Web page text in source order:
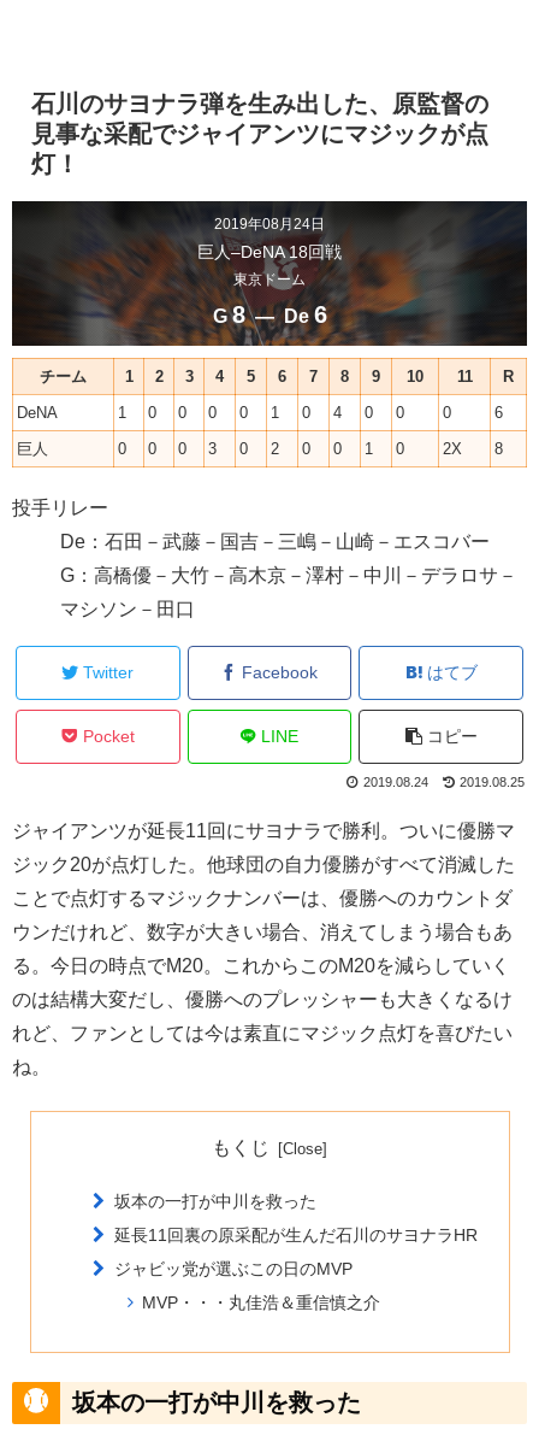
石川のサヨナラ弾を生み出した、原監督の
見事な采配でジャイアンツにマジックが点
灯！
2019年08月24日
巨人–DeNA 18回戦
東京ドーム
G8― De 6
チーム 1 2 3 4 5 6 7 8 9 10 11
R
DeNA
1 0 0 0 0 1 0 4 0 0 0
6
巨人
0 0 0 3 0 2 0 0 1 0 2X 8
投手リレー
De：石田－武藤－国吉－三嶋－山崎－エスコバー
G：高橋優－大竹－高木京－澤村－中川－デラロサ－
マシソン－田口
Twitter Facebook はてブ
Pocket LINE コピー
2019.08.24 2019.08.25
ジャイアンツが延長11回にサヨナラで勝利。ついに優勝マ
ジック20が点灯した。他球団の自力優勝がすべて消滅した
ことで点灯するマジックナンバーは、優勝へのカウントダ
ウンだけれど、数字が大きい場合、消えてしまう場合もあ
る。今日の時点でM20。これからこのM20を減らしていく
のは結構大変だし、優勝へのプレッシャーも大きくなるけ
れど、ファンとしては今は素直にマジック点灯を喜びたい
ね。
もくじ
坂本の一打が中川を救った
延長11回裏の原采配が生んだ石川のサヨナラHR
ジャビッ党が選ぶこの日のMVP
MVP・・・丸佳浩＆重信慎之介
坂本の一打が中川を救った